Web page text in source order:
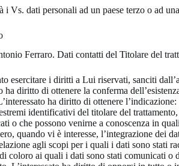
Vs. dati personali ad un paese terzo o ad
Ferraro. Dati contatti del Titolare del
esercitare i diritti a Lui riservati, sanciti
ha diritto di ottenere la conferma
ha diritto di ottenere
identificativi del titolare del
o che possono venirne a conoscenza in
quando vi è interesse, l’integrazione
agli scopi per i quali i dati sono stati
coloro ai quali i dati sono stati comunicati